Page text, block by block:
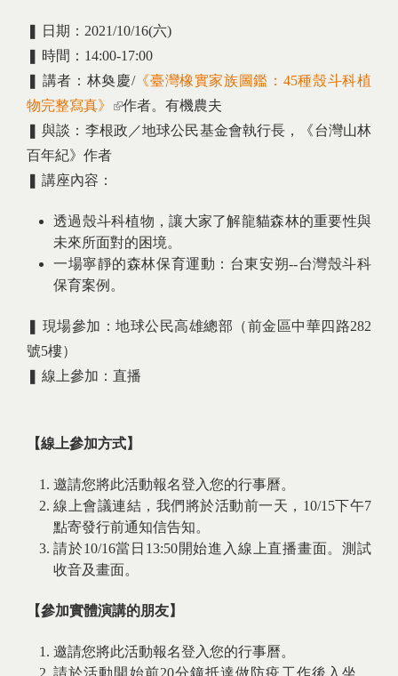
❚ 日期：2021/10/16(六)
❚ 時間：14:00-17:00
❚ 講者：林奐慶/《臺灣橡實家族圖鑑：45種殼斗科植
物完整寫真》
(link is external)
作者。有機農夫
❚ 與談：李根政／地球公民基金會執行長，《台灣山林
百年紀》作者
❚ 講座內容：
透過殼斗科植物，讓大家了解龍貓森林的重要性與
未來所面對的困境。
一場寧靜的森林保育運動：台東安朔--台灣殼斗科
保育案例。
❚ 現場參加：地球公民高雄總部（前金區中華四路282
號5樓）
❚ 線上參加：直播
【線上參加方式】
邀請您將此活動報名登入您的行事曆。
線上會議連結，我們將於活動前一天，10/15下午7
點寄發行前通知信告知。
請於10/16當日13:50開始進入線上直播畫面。測試
收音及畫面。
【參加實體演講的朋友】
邀請您將此活動報名登入您的行事曆。